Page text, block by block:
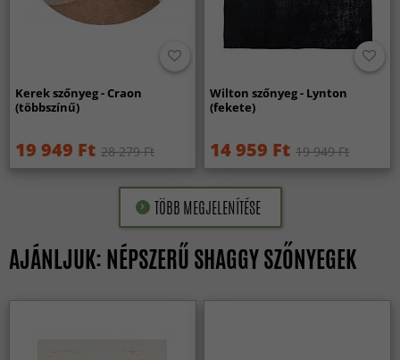
Kerek szőnyeg - Craon
(többszínű)
19 949 Ft 28 279 Ft
Wilton szőnyeg - Lynton
(fekete)
14 959 Ft 19 949 Ft
TÖBB MEGJELENÍTÉSE
AJÁNLJUK: NÉPSZERŰ SHAGGY SZŐNYEGEK